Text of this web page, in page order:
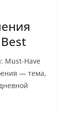
Must-Have
— тема,